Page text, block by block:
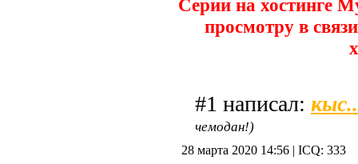
Серии на хостинге
просмотру в
#1 написал:
чемодан!)
28 марта 2020 14:56 | ICQ: 333